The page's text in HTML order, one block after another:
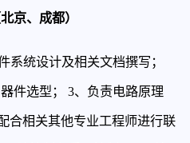
京、成都）
系统设计及相关文档撰写；
件选型；3、负责电路原理
合相关其他专业工程师进行联